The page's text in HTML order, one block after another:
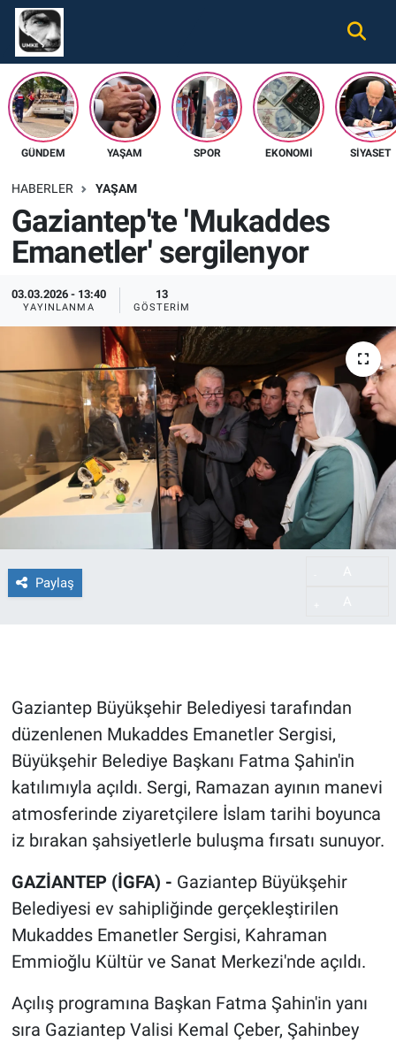
GÜNDEM YAŞAM SPOR EKONOMI SIYASET
HABERLER YAŞAM
Gaziantep'te 'Mukaddes
Emanetler' sergilenyor
03.03.2026 - 13:40
YAYINLANMA
13
GÖSTERIM
Paylaş
Gaziantep Büyükşehir Belediyesi tarafından
düzenlenen Mukaddes Emanetler Sergisi,
Büyükşehir Belediye Başkanı Fatma Şahin'in
katılımıyla açıldı. Sergi, Ramazan ayının manevi
atmosferinde ziyaretçilere İslam tarihi boyunca
iz bırakan şahsiyetlerle buluşma fırsatı sunuyor.
GAZİANTEP (İGFA) - Gaziantep Büyükşehir
Belediyesi ev sahipliğinde gerçekleştirilen
Mukaddes Emanetler Sergisi, Kahraman
Emmioğlu Kültür ve Sanat Merkezi'nde açıldı.
Açılış programına Başkan Fatma Şahin'in yanı
sıra Gaziantep Valisi Kemal Çeber, Şahinbey
Gündem
Ekonomi
Spor
Tüm Haberler
İletişim
Künye
Nöbetçi Eczaneler
Hava Durumu
Namaz Vakitleri
Süper Lig Puan Durumu ve Fikstür
Tüm Manşetler
Son Dakika Haberleri
Haber Arşivi